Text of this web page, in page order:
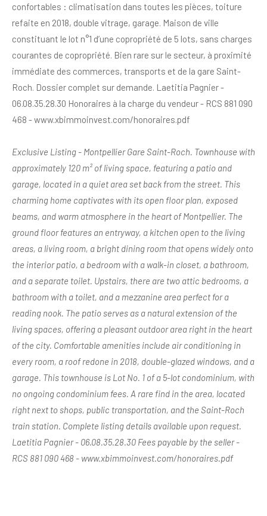
confortables : climatisation dans toutes les pièces, toiture
refaite en 2018, double vitrage, garage. Maison de ville
constituant le lot n°1 d’une copropriété de 5 lots, sans charges
courantes de copropriété. Bien rare sur le secteur, à proximité
immédiate des commerces, transports et de la gare Saint-
Roch. Dossier complet sur demande. Laetitia Pagnier -
06.08.35.28.30 Honoraires à la charge du vendeur - RCS 881 090
468 - www.xbimmoinvest.com/honoraires.pdf
Exclusive Listing - Montpellier Gare Saint-Roch. Townhouse with
approximately 120 m² of living space, featuring a patio and
garage, located in a quiet area set back from the street. This
charming home captivates with its open floor plan, exposed
beams, and warm atmosphere in the heart of Montpellier. The
ground floor features an entryway, a kitchen open to the living
areas, a living room, a bright dining room that opens widely onto
the interior patio, a bedroom with a walk-in closet, a bathroom,
and a separate toilet. Upstairs, there are two attic bedrooms, a
bathroom with a toilet, and a mezzanine area perfect for a
reading nook. The patio serves as a natural extension of the
living spaces, offering a pleasant outdoor area right in the heart
of the city. Comfortable amenities include air conditioning in
every room, a roof redone in 2018, double-glazed windows, and a
garage. This townhouse is Lot No. 1 of a 5-lot condominium, with
no ongoing condominium fees. A rare find in the area, located
right next to shops, public transportation, and the Saint-Roch
train station. Complete listing details available upon request.
Laetitia Pagnier - 06.08.35.28.30 Fees payable by the seller -
RCS 881 090 468 - www.xbimmoinvest.com/honoraires.pdf